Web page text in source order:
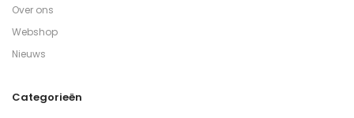
Over ons
Webshop
Nieuws
Categorieën